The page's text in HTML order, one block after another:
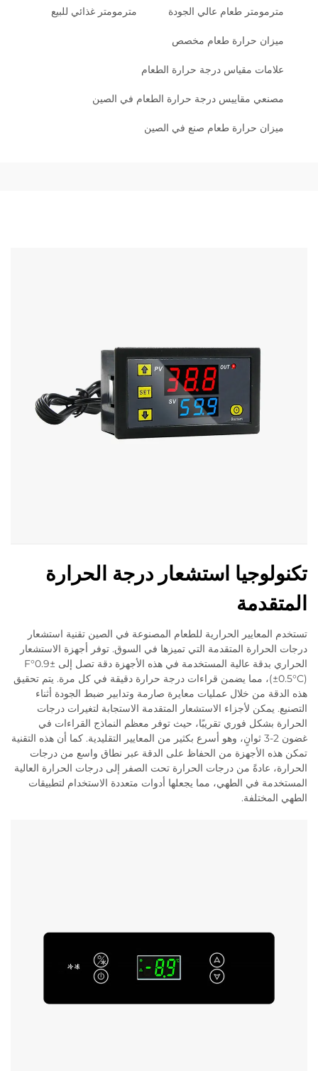
مترمومتر طعام عالي الجودة مترمومتر غذائي للبيع
ميزان حرارة طعام مخصص
علامات مقياس درجة حرارة الطعام
مصنعي مقاييس درجة حرارة الطعام في الصين
ميزان حرارة طعام صنع في الصين
تكنولوجيا استشعار درجة الحرارة
المتقدمة
تستخدم المعايير الحرارية للطعام المصنوعة في الصين تقنية استشعار
درجات الحرارة المتقدمة التي تميزها في السوق. توفر أجهزة الاستشعار
الحراري بدقة عالية المستخدمة في هذه الأجهزة دقة تصل إلى ±0.9°F
(±0.5°C)، مما يضمن قراءات درجة حرارة دقيقة في كل مرة. يتم تحقيق
هذه الدقة من خلال عمليات معايرة صارمة وتدابير ضبط الجودة أثناء
التصنيع. يمكن لأجزاء الاستشعار المتقدمة الاستجابة لتغيرات درجات
الحرارة بشكل فوري تقريبًا، حيث توفر معظم النماذج القراءات في
غضون 2-3 ثوانٍ، وهو أسرع بكثير من المعايير التقليدية. كما أن هذه التقنية
تمكن هذه الأجهزة من الحفاظ على الدقة عبر نطاق واسع من درجات
الحرارة، عادةً من درجات الحرارة تحت الصفر إلى درجات الحرارة العالية
المستخدمة في الطهي، مما يجعلها أدوات متعددة الاستخدام لتطبيقات
الطهي المختلفة.